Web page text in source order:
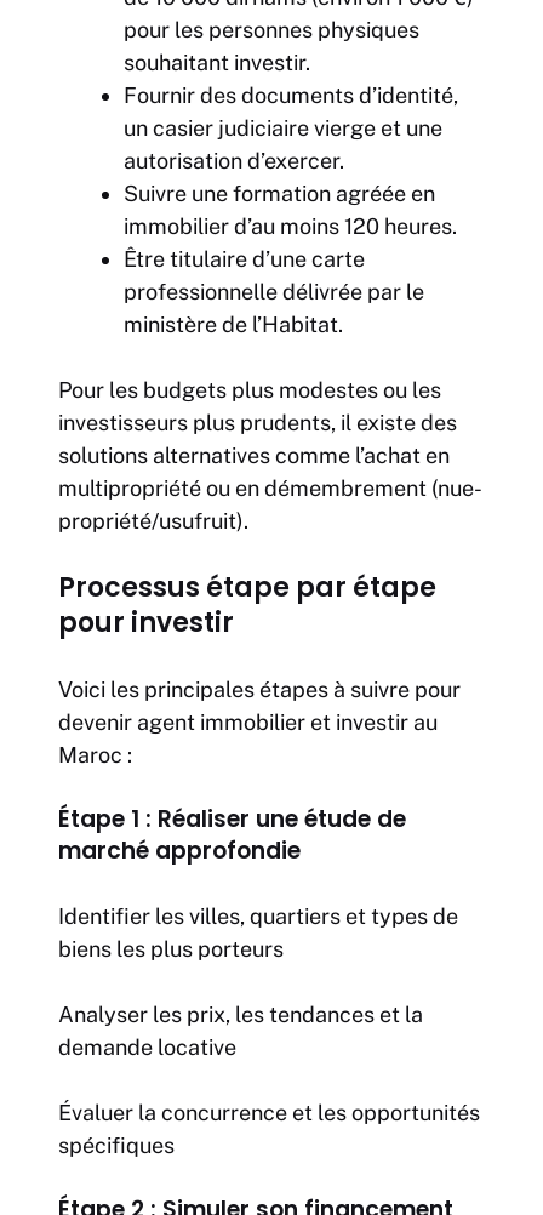
pour les personnes physiques
souhaitant investir.
Fournir des documents d’identité,
un casier judiciaire vierge et une
autorisation d’exercer.
Suivre une formation agréée en
immobilier d’au moins 120 heures.
Être titulaire d’une carte
professionnelle délivrée par le
ministère de l’Habitat.
Pour les budgets plus modestes ou les
investisseurs plus prudents, il existe des
solutions alternatives comme l’achat en
multipropriété ou en démembrement (nue-
propriété/usufruit).
Processus étape par étape
pour investir
Voici les principales étapes à suivre pour
devenir agent immobilier et investir au
Maroc :
Étape 1 : Réaliser une étude de
marché approfondie
Identifier les villes, quartiers et types de
biens les plus porteurs
Analyser les prix, les tendances et la
demande locative
Évaluer la concurrence et les opportunités
spécifiques